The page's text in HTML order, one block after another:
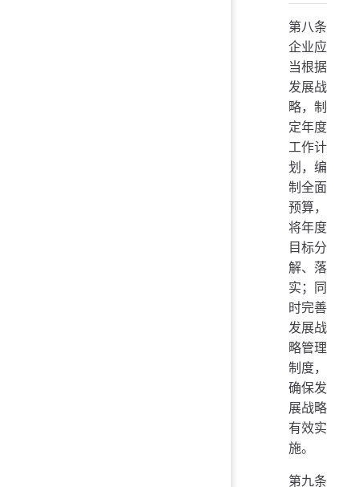
第八条
企业应
当根据
发展战
略，制
定年度
工作计
划，编
制全面
预算，
将年度
目标分
解、落
实；同
时完善
发展战
略管理
制度，
确保发
展战略
有效实
施。
第九条